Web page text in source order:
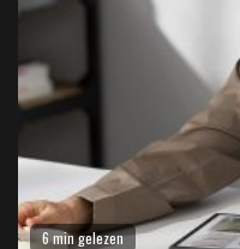
6 min gelezen